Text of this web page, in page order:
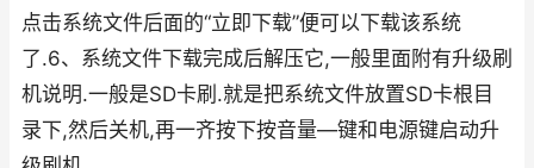
点击系统文件后面的“立即下载”便可以下载该系统
了.6、系统文件下载完成后解压它,一般里面附有升级刷
机说明.一般是SD卡刷.就是把系统文件放置SD卡根目
录下,然后关机,再一齐按下按音量—键和电源键启动升